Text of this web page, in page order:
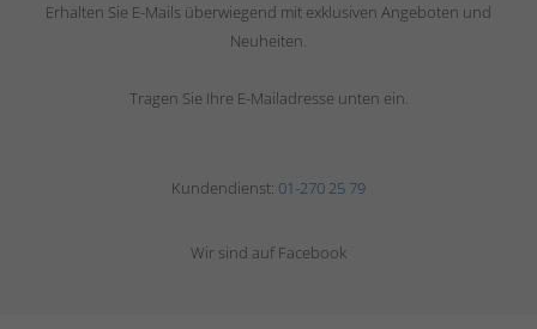
Erhalten Sie E-Mails überwiegend mit exklusiven Angeboten und
Neuheiten.
Tragen Sie Ihre E-Mailadresse unten ein.
Kundendienst: 01-270 25 79
Wir sind auf Facebook